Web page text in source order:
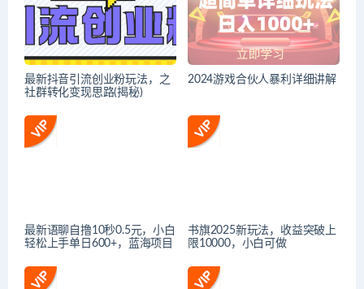
最新抖音引流创业粉玩法，之
社群转化变现思路(揭秘)
2024游戏合伙人暴利详细讲解
最新语聊自撸10秒0.5元，小白
轻松上手单日600+，蓝海项目
书旗2025新玩法，收益突破上
限10000，小白可做